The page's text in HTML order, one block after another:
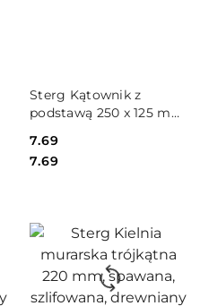
Sterg Kątownik z
podstawą 250 x 125 mm
Cena:
7.69
Cena:
7.69
DO KOSZYKA